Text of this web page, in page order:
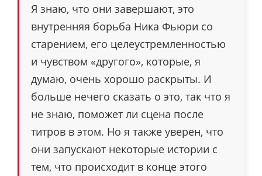
Я знаю, что они завершают, это
внутренняя борьба Ника Фьюри со
старением, его целеустремленностью
и чувством «другого», которые, я
думаю, очень хорошо раскрыты. И
больше нечего сказать о это, так что я
не знаю, поможет ли сцена после
титров в этом. Но я также уверен, что
они запускают некоторые истории с
тем, что происходит в конце этого